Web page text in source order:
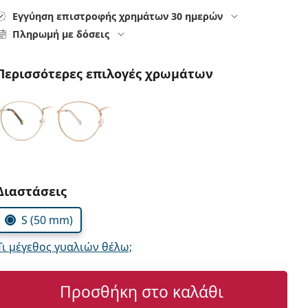
Εγγύηση επιστροφής χρημάτων 30 ημερών
Πληρωμή με δόσεις
επιλογές χρωμάτων
τις παράμετρους
S (50 mm)
μέγεθος γυαλιών θέλω;
Προσθήκη στο καλάθι